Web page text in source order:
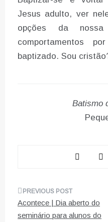
Jesus adulto, ver
opções da
comportamentos
baptizado. Sou
Batismo
Navegação
de
Acontece | Dia aberto do
seminário para alunos do